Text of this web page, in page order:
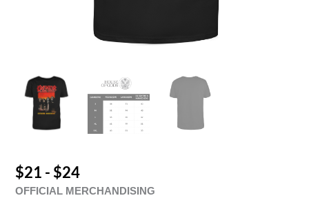
$21 - $24
OFFICIAL MERCHANDISING